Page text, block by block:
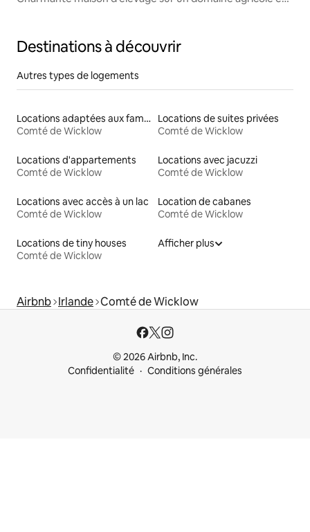
Destinations à découvrir
Autres types de logements
Locations adaptées aux familles
Comté de Wicklow
Locations de suites privées
Comté de Wicklow
Locations d'appartements
Comté de Wicklow
Locations avec jacuzzi
Comté de Wicklow
Locations avec accès à un lac
Comté de Wicklow
Location de cabanes
Comté de Wicklow
Locations de tiny houses
Comté de Wicklow
Afficher plus
Airbnb Irlande Comté de Wicklow
© 2026 Airbnb, Inc.
Confidentialité
Conditions générales